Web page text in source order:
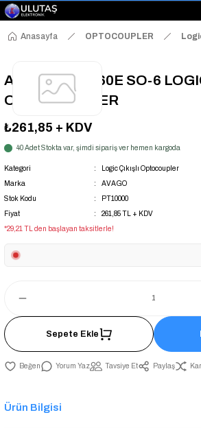
"Saat 14:00'a Kadar Verilen Siparişlerde Aynı
"Binlerce Ürün Çeşitliliği ile Stoktan
"Toptan Fiyatına Perakende Satış
Anasayfa OPTOCOUPLER
ACPL-P341-560E SO-6
OPTOCOUPLER
₺261,85 + KDV
40 Adet Stokta var, şimdi sipariş ver hemen kargoda
Kategori
Logic Çıkışlı Optocoupler
Marka
AVAGO
Stok Kodu
PT10000
Fiyat
261,85 TL + KDV
*29,21 TL den başlayan taksitlerle!
Sepete Ekle
Yorum Yaz Tavsiye Et Paylaş
Ürün Bilgisi